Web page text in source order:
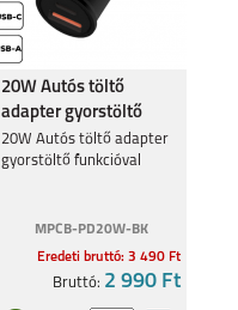
20W Autós töltő
adapter gyorstöltő
funkcióval
20W Autós töltő adapter
gyorstöltő funkcióval
MPCB-PD20W-BK
Eredeti bruttó: 3 490 Ft
Bruttó: 2 990 Ft